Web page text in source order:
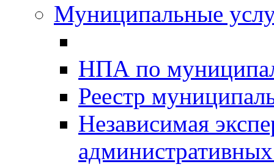
Муниципальные
НПА по
Реестр
Независимая